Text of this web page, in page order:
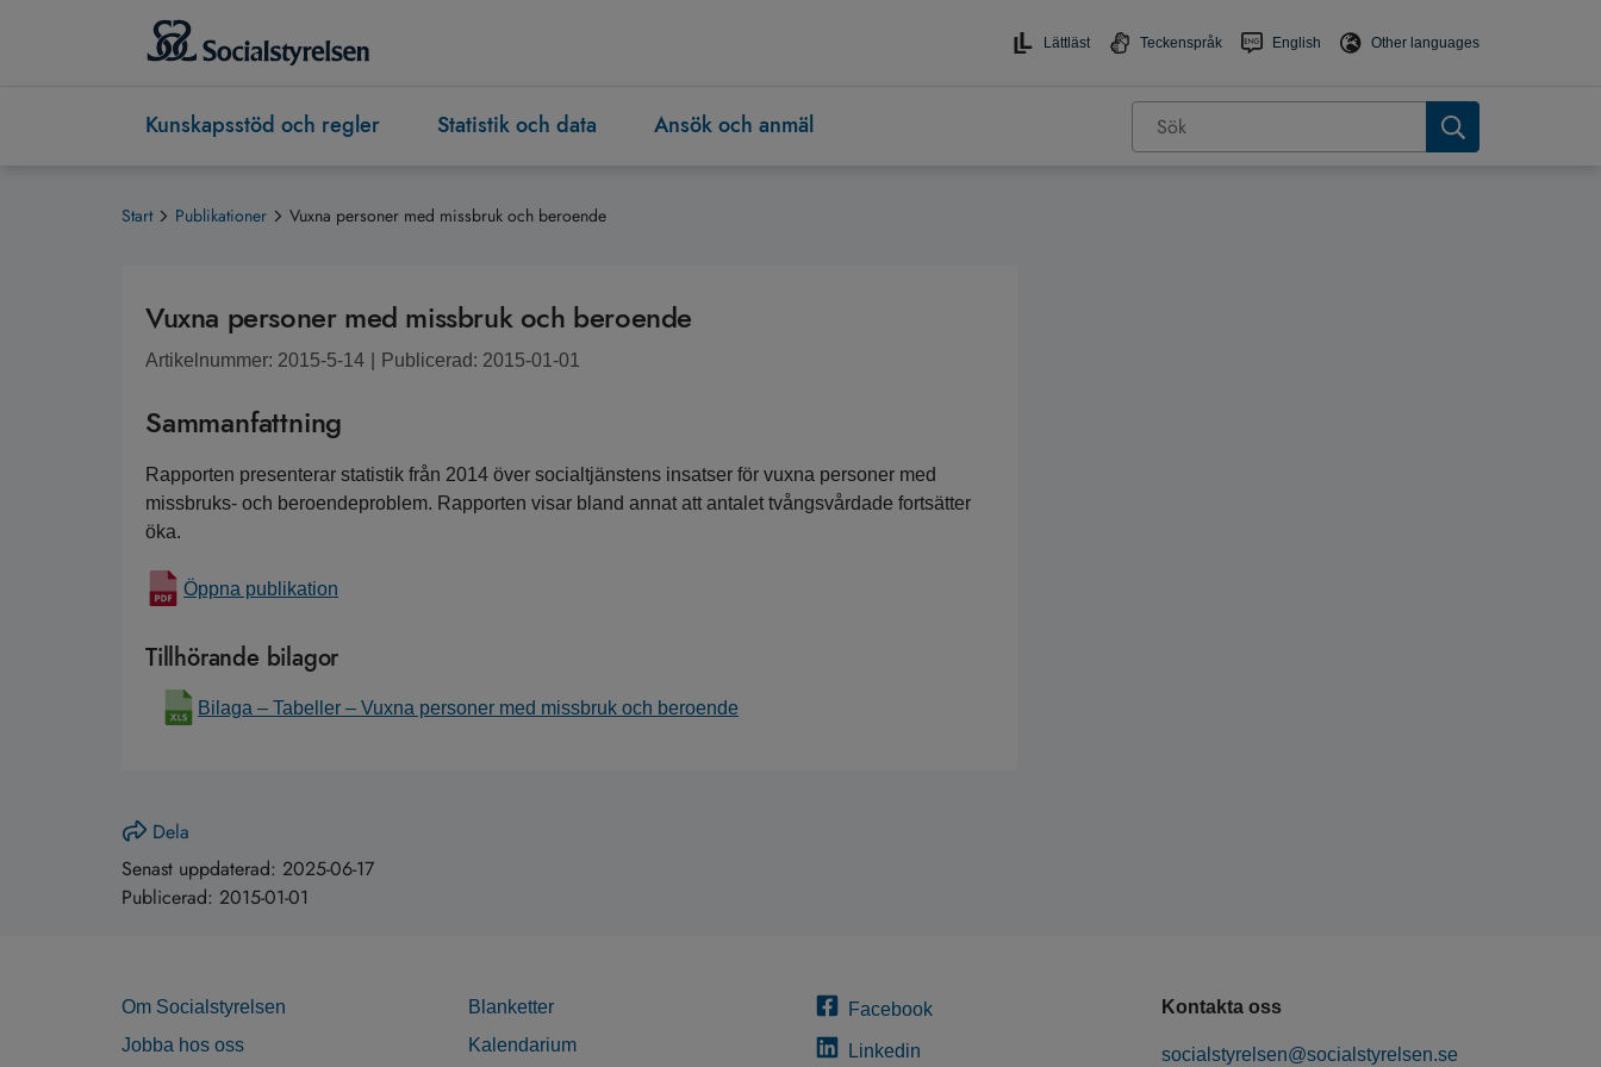
Lättläst Teckenspråk English Other languages
Kunskapsstöd och regler Statistik och data Ansök och anmäl
Start Publikationer Vuxna personer med missbruk och beroende
Vuxna personer med missbruk och beroende
Artikelnummer: 2015-5-14 Publicerad: 2015-01-01
Sammanfattning
Rapporten presenterar statistik från 2014 över socialtjänstens insatser för vuxna personer med
missbruks- och beroendeproblem. Rapporten visar bland annat att antalet tvångsvårdade fortsätter
öka.
Öppna publikation
Tillhörande bilagor
Bilaga – Tabeller – Vuxna personer med missbruk och beroende
Dela
Senast uppdaterad: 2025-06-17
Publicerad: 2015-01-01
Om Socialstyrelsen
Jobba hos oss
Blanketter
Kalendarium
Facebook
Linkedin
Kontakta oss
socialstyrelsen@socialstyrelsen.se